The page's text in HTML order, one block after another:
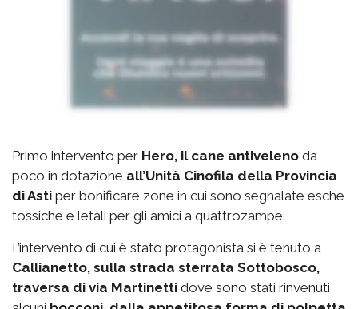
Primo intervento per Hero, il cane antiveleno da
poco in dotazione all’Unità Cinofila della Provincia
di Asti per bonificare zone in cui sono segnalate esche
tossiche e letali per gli amici a quattrozampe.
L’intervento di cui è stato protagonista si è tenuto a
Callianetto, sulla strada sterrata Sottobosco,
traversa di via Martinetti dove sono stati rinvenuti